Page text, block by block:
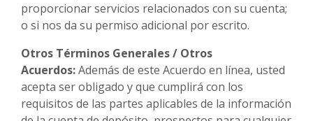
proporcionar servicios relacionados con su cuenta;
o si nos da su permiso adicional por escrito.
Otros Términos Generales / Otros
Acuerdos:Además de este Acuerdo en línea, usted
acepta ser obligado y que cumplirá con los
requisitos de las partes aplicables de la información